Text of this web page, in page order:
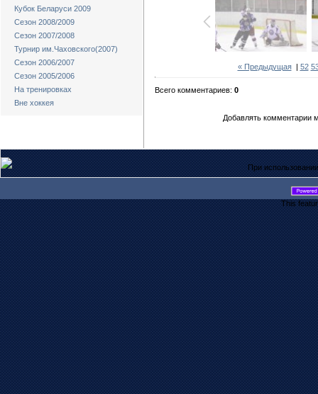
Кубок Беларуси 2009
Сезон 2008/2009
Сезон 2007/2008
Турнир им.Чаховского(2007)
Сезон 2006/2007
Сезон 2005/2006
На тренировках
Вне хоккея
« Предыдущая| 52
Всего комментариев: 0
Добавлять комментарии
При
This